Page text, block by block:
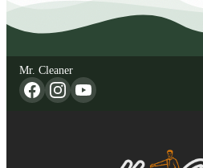
Mr. Cleaner